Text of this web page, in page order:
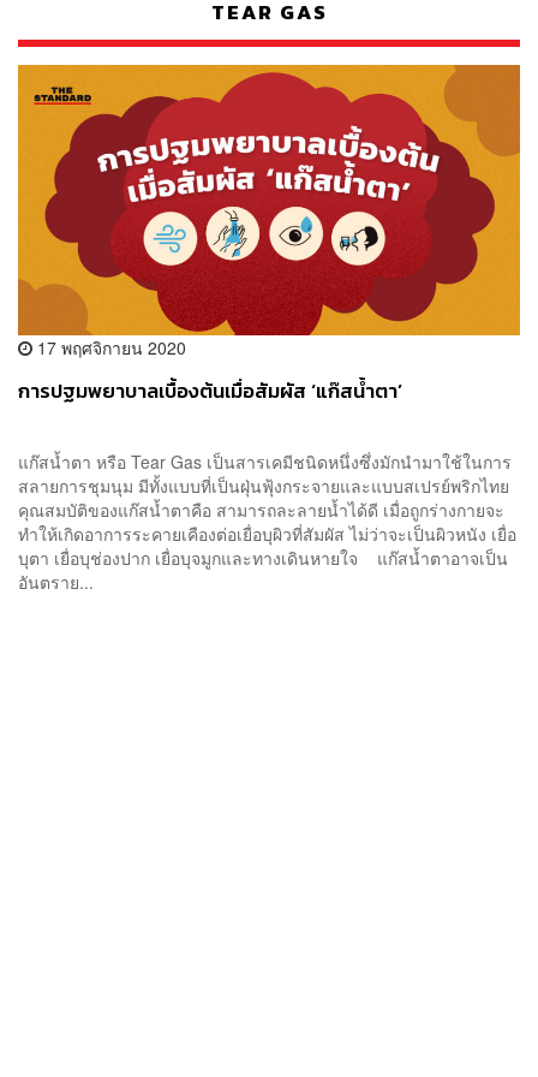
TEAR GAS
17 พฤศจิกายน 2020
การปฐมพยาบาลเบื้องต้นเมื่อสัมผัส ‘แก๊สน้ำตา’
แก๊สน้ำตา หรือ Tear Gas เป็นสารเคมีชนิดหนึ่งซึ่งมักนำมาใช้ในการ
สลายการชุมนุม มีทั้งแบบที่เป็นฝุ่นฟุ้งกระจายและแบบสเปรย์พริกไทย
คุณสมบัติของแก๊สน้ำตาคือ สามารถละลายน้ำได้ดี เมื่อถูกร่างกายจะ
ทำให้เกิดอาการระคายเคืองต่อเยื่อบุผิวที่สัมผัส ไม่ว่าจะเป็นผิวหนัง เยื่อ
บุตา เยื่อบุช่องปาก เยื่อบุจมูกและทางเดินหายใจ แก๊สน้ำตาอาจเป็น
อันตราย...